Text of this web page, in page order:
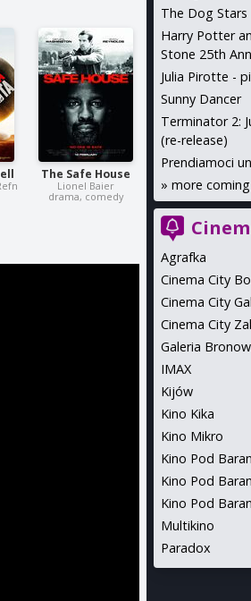
The Safe House
Lionel Baier
drama, comedy
The Dog Stars
Harry Potter
Stone 25th
Julia Pirotte -
Sunny Dancer
Terminator 2:
(re-release)
Prendiamoci
» more
Agrafka
Cinema City
Cinema City
Cinema City
Galeria
IMAX
Kijów
Kino Kika
Kino Mikro
Kino Pod
Kino Pod
Kino Pod
Multikino
Paradox